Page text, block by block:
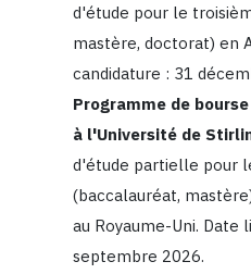
d'étude pour le
mastère, doctorat) en
candidature : 31
Programme de
à l'Université de
d'étude partielle pour
(baccalauréat,
au Royaume-Uni.
septembre 2026.